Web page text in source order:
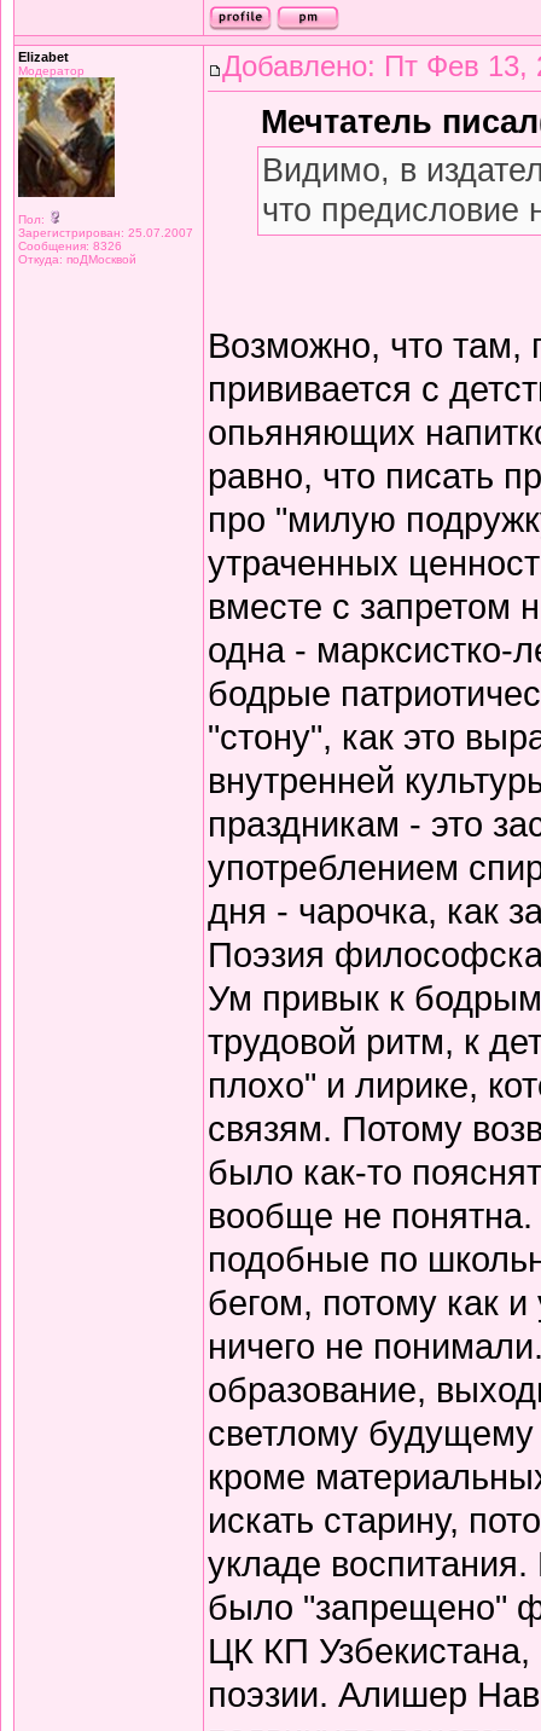
Elizabet
Модератор
Пол:
Зарегистрирован: 25.07.2007
Сообщения: 8326
Откуда: поДМосквой
Добавлено: Пт Фев 13,
Мечтатель
Видимо, в
что предисловие
Возможно, что там,
прививается с
опьяняющих
равно, что писать
про "милую
утраченных
вместе с запретом
одна - марксистко-
бодрые
"стону", как это
внутренней
праздникам - это
употреблением
дня - чарочка, как
Поэзия
Ум привык к
трудовой ритм, к
плохо" и лирике,
связям. Потому
было как-то
вообще не
подобные по
бегом, потому как
ничего не
образование,
светлому
кроме
искать старину,
укладе воспитания.
было "запрещено"
ЦК КП
поэзии. Алишер